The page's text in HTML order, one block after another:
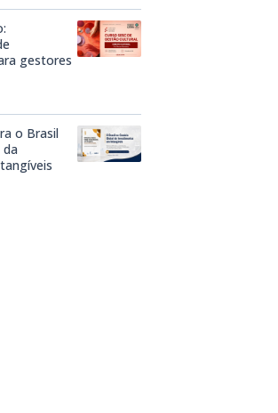
gestores
o Brasil